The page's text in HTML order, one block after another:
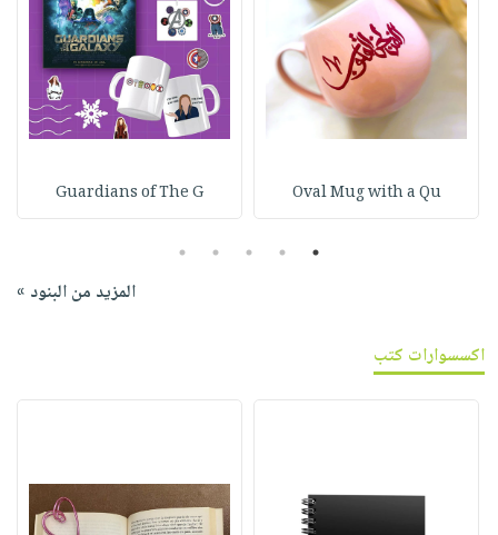
Oval Mug with a Qu
Guardians of The G
1
2
3
4
5
المزيد من البنود »
اكسسوارات كتب